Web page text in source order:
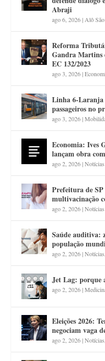
Abraji
ago 6, 2026| Alô
Reforma
Gandra Martins
EC 132/2023
ago 3, 2026|
Linha 6-Laranja
passageiros no
ago 3, 2026|
Economia: Ives
lançam obra
ago 2, 2026|Notícias
Prefeitura de
multivacinação
ago 2, 2026|Notícias
Saúde auditiva:
população
ago 2, 2026|Notícias
Jet Lag: porque
ago 2, 2026|
Eleições 2026:
negociam vaga
ago 2, 2026|Notícias